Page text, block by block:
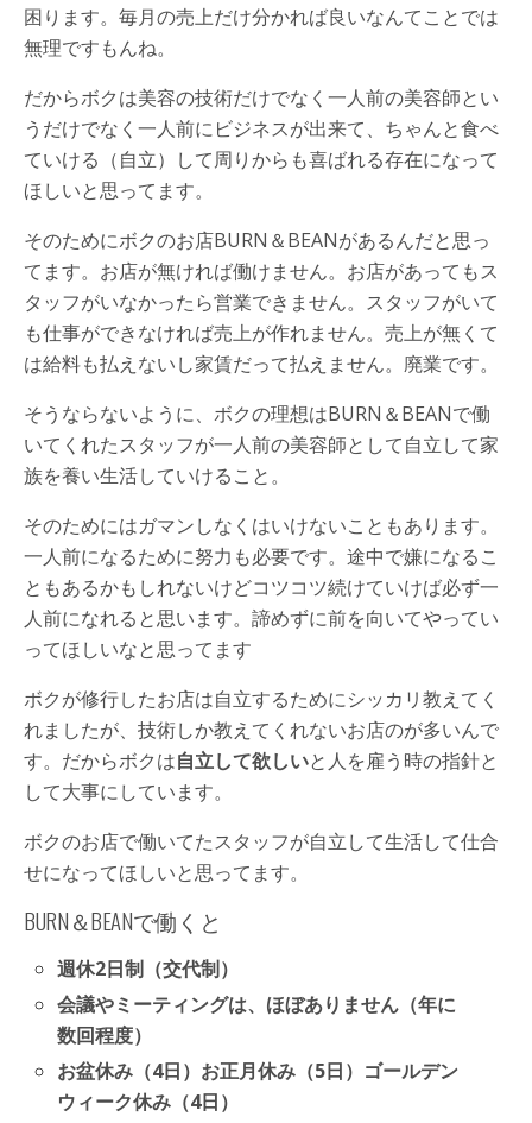
困ります。毎月の売上だけ分かれば良いなんてことでは
無理ですもんね。
だからボクは美容の技術だけでなく一人前の美容師とい
うだけでなく一人前にビジネスが出来て、ちゃんと食べ
ていける（自立）して周りからも喜ばれる存在になって
ほしいと思ってます。
そのためにボクのお店BURN＆BEANがあるんだと思っ
てます。お店が無ければ働けません。お店があってもス
タッフがいなかったら営業できません。スタッフがいて
も仕事ができなければ売上が作れません。売上が無くて
は給料も払えないし家賃だって払えません。廃業です。
そうならないように、ボクの理想はBURN＆BEANで働
いてくれたスタッフが一人前の美容師として自立して家
族を養い生活していけること。
そのためにはガマンしなくはいけないこともあります。
一人前になるために努力も必要です。途中で嫌になるこ
ともあるかもしれないけどコツコツ続けていけば必ず一
人前になれると思います。諦めずに前を向いてやってい
ってほしいなと思ってます
ボクが修行したお店は自立するためにシッカリ教えてく
れましたが、技術しか教えてくれないお店のが多いんで
す。だからボクは自立して欲しいと人を雇う時の指針と
して大事にしています。
ボクのお店で働いてたスタッフが自立して生活して仕合
せになってほしいと思ってます。
BURN＆BEANで働くと
週休2日制（交代制）
会議やミーティングは、ほぼありません（年に
数回程度）
お盆休み（4日）お正月休み（5日）ゴールデン
ウィーク休み（4日）